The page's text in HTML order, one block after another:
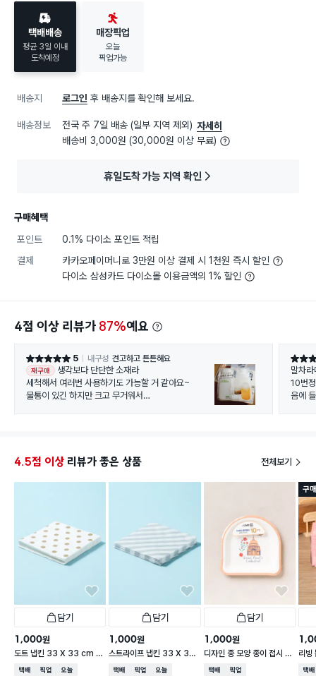
택배배송
평균 3일 이내
도착예정
매장픽업
오늘
픽업가능
배송지 로그인 후 배송지를 확인해 보세요.
배송정보 전국 주 7일 배송 (일부 지역 제외) 자세히
배송비 3,000원 (30,000원 이상 무료)
휴일도착 가능 지역 확인
구매혜택
포인트
0.1% 다이소 포인트 적립
결제
카카오페이머니로 3만원 이상 결제 시 1천원 즉시 할인
다이소 삼성카드 다이소몰 이용금액의 1% 할인
4점 이상 리뷰가 87%예요
별점 5점 5 내구성 견고하고 튼튼해요
재구매
생각보다 단단한 소재라
세척해서 여러번 사용하기도 가능할 거 같아요~
물통이 있긴 하지만 크고 무거워서
별점 5
말차
10번
음에
4.5점 이상 리뷰가 좋은 상품 전체보기
담기
1,000원
도트 냅킨 33 X 33 cm 1
5매입
택배배송매장픽업오늘배송
담기
1,000원
스트라이프 냅킨 33 X 33
cm 15매입
택배배송매장픽업오늘배송
담기
1,000원
디자인 종 모양 종이 접시 18
cm 10개입
택배배송매장픽업
구
리빙
0매
택배